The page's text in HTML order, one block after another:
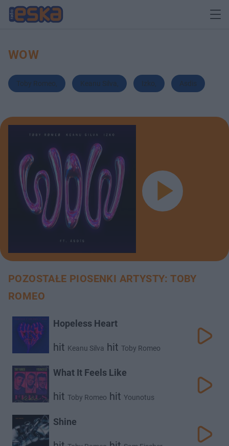
WOW
Toby Romeo Keanu Silva Izko Asdis
POZOSTAŁE PIOSENKI ARTYSTY: TOBY
ROMEO
Hopeless Heart
hit Keanu Silva hit Toby Romeo
What It Feels Like
hit Toby Romeo hit Younotus
Shine